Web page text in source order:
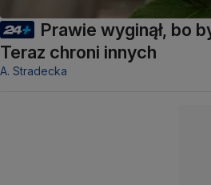
Prawie wyginął, bo
Teraz chroni innych
A. Stradecka